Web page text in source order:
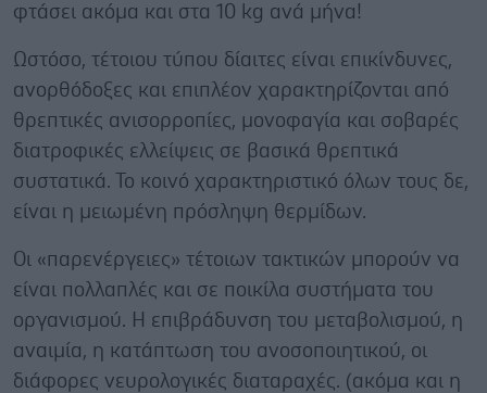
φτάσει ακόμα και στα 10 kg ανά μήνα!
Ωστόσο, τέτοιου τύπου δίαιτες είναι επικίνδυνες,
ανορθόδοξες και επιπλέον χαρακτηρίζονται από
θρεπτικές ανισορροπίες, μονοφαγία και σοβαρές
διατροφικές ελλείψεις σε βασικά θρεπτικά
συστατικά. Το κοινό χαρακτηριστικό όλων τους δε,
είναι η μειωμένη πρόσληψη θερμίδων.
Οι «παρενέργειες» τέτοιων τακτικών μπορούν να
είναι πολλαπλές και σε ποικίλα συστήματα του
οργανισμού. Η επιβράδυνση του μεταβολισμού, η
αναιμία, η κατάπτωση του ανοσοποιητικού, οι
διάφορες νευρολογικές διαταραχές. (ακόμα και η